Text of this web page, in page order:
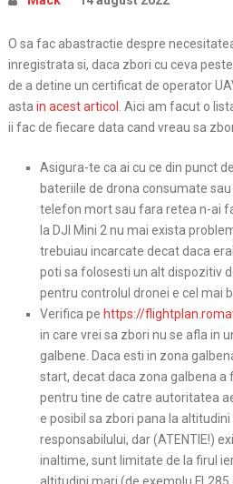
O sa fac abastractie despre
inregistrata si, daca zbori cu ceva
de a detine un certificat de operator
asta in acest articol
. Aici am facut o
ii fac de fiecare data cand vreau sa
Asigura-te ca ai cu ce din punct
bateriile de drona consumate
telefon mort sau fara retea n-ai
la DJI Mini 2 nu mai exista
trebuiau incarcate decat daca
poti sa folosesti un alt dispozitiv
pentru controlul dronei e cel mai
Verifica pe https://
in care vrei sa zbori nu se afla in
galbene. Daca esti in zona
start, decat daca zona galbena a
pentru tine de catre autoritatea
e posibil sa zbori pana la
responsabilului, dar (ATENTIE!)
inaltime, sunt limitate de la firul